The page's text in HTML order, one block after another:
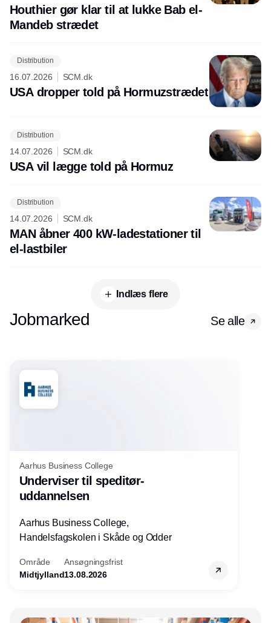
Houthier gør klar til at lukke Bab el-
Mandeb strædet
Distribution
16.07.2026 SCM.dk
USA dropper told på Hormuzstrædet
Distribution
14.07.2026 SCM.dk
USA vil lægge told på Hormuz
Distribution
14.07.2026 SCM.dk
MAN åbner 400 kW-ladestationer til
el-lastbiler
Indlæs flere
Jobmarked Se alle
Aarhus Business College
Underviser til speditør-
uddannelsen
Aarhus Business College,
Handelsfagskolen i Skåde og Odder
Område
Midtjylland
Ansøgningsfrist
13.08.2026
Annonce